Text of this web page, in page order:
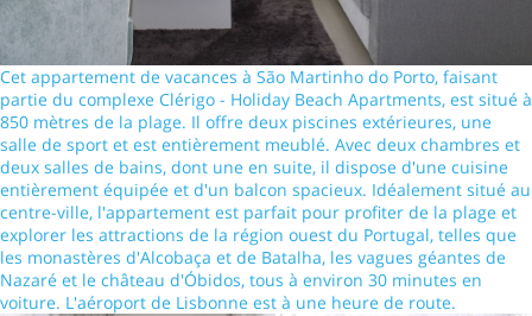
Cet appartement de vacances à São Martinho do Porto, faisant
partie du complexe Clérigo - Holiday Beach Apartments, est situé à
850 mètres de la plage. Il offre deux piscines extérieures, une
salle de sport et est entièrement meublé. Avec deux chambres et
deux salles de bains, dont une en suite, il dispose d'une cuisine
entièrement équipée et d'un balcon spacieux. Idéalement situé au
centre-ville, l'appartement est parfait pour profiter de la plage et
explorer les attractions de la région ouest du Portugal, telles que
les monastères d'Alcobaça et de Batalha, les vagues géantes de
Nazaré et le château d'Óbidos, tous à environ 30 minutes en
voiture. L'aéroport de Lisbonne est à une heure de route.